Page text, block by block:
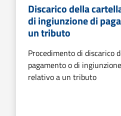
Discarico della
di ingiunzione di
un tributo
Procedimento di discarico
pagamento o di
relativo a un tributo